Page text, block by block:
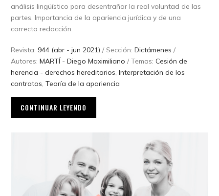
análisis lingüístico para desentrañar la real voluntad de las
partes. Importancia de la apariencia jurídica y de una
correcta redacción.
Revista: 944 (abr - jun 2021) / Sección:Dictámenes /
Autores:MARTÍ - Diego Maximiliano / Temas:Cesión de
herencia - derechos hereditarios,Interpretación de los
contratos,Teoría de la apariencia
CONTINUAR LEYENDO